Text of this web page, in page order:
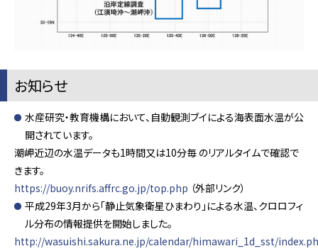
お知らせ
水産研究・教育機構において、自動観測ブイによる海表面水温が公
開されています。
潮岬近辺の水温データも1時間又は10分毎 のリアルタイムで確認で
きます。
https://buoy.nrifs.affrc.go.jp/top.php （外部リンク）
平成29年3月から「静止気象衛星ひまわり」による水温、クロロフィ
ル分布の情報提供を開始しました。
http://wasuishi.sakura.ne.jp/calendar/himawari_1d_sst/